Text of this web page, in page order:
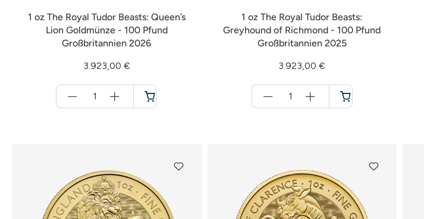
1 oz The Royal Tudor Beasts: Queen’s
Lion Goldmünze - 100 Pfund
Großbritannien 2026
3.923,00 €
1 oz The Royal Tudor Beasts:
Greyhound of Richmond - 100 Pfund
Großbritannien 2025
3.923,00 €